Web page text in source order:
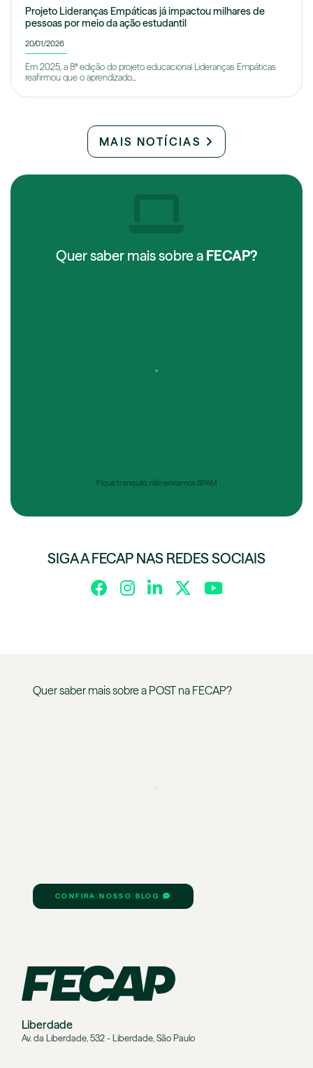
Projeto Lideranças Empáticas já impactou milhares de
pessoas por meio da ação estudantil
20/01/2026
Em 2025, a 8ª edição do projeto educacional Lideranças Empáticas
reafirmou que o aprendizado...
MAIS NOTÍCIAS
Quer saber mais sobre a FECAP?
Fique tranquilo, não enviamos SPAM
SIGA A FECAP NAS REDES SOCIAIS
Quer saber mais sobre a POST na FECAP?
CONFIRA NOSSO BLOG
Liberdade
Av. da Liberdade, 532 - Liberdade, São Paulo